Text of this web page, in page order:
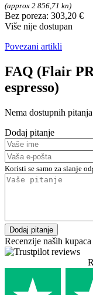
(approx 2 856,71 kn)
Bez poreza: 303,20 €
Više nije dostupan
Povezani artikli
FAQ (Flair
espresso)
Nema dostupnih
Dodaj pitanje
Koristi se samo za slanje
Dodaj pitanje
Recenzije naših kupaca